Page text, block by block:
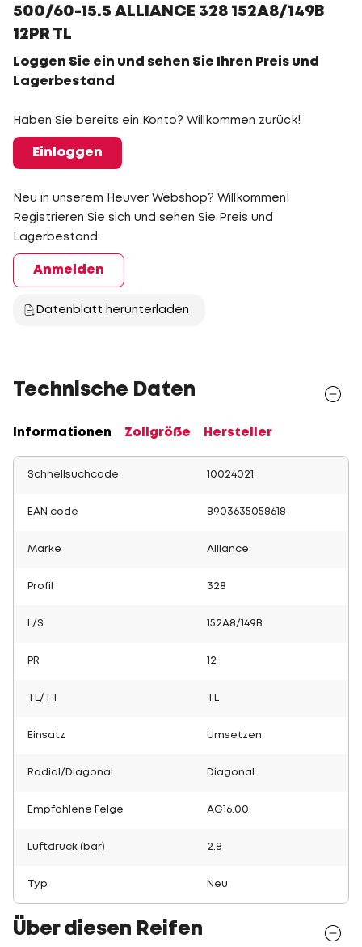
500/60-15.5 ALLIANCE 328 152A8/149B
12PR TL
Loggen Sie ein und sehen Sie Ihren Preis und
Lagerbestand
Haben Sie bereits ein Konto? Willkommen zurück!
Einloggen
Neu in unserem Heuver Webshop? Willkommen!
Registrieren Sie sich und sehen Sie Preis und
Lagerbestand.
Anmelden
Datenblatt herunterladen
Technische Daten
Informationen Zollgröße Hersteller
Schnellsuchcode 10024021
EAN code 8903635058618
Marke Alliance
Profil 328
L/S 152A8/149B
PR 12
TL/TT
Einsatz Umsetzen
Radial/Diagonal Diagonal
Empfohlene Felge AG16.00
Luftdruck (bar) 2.8
Typ Neu
Über diesen Reifen